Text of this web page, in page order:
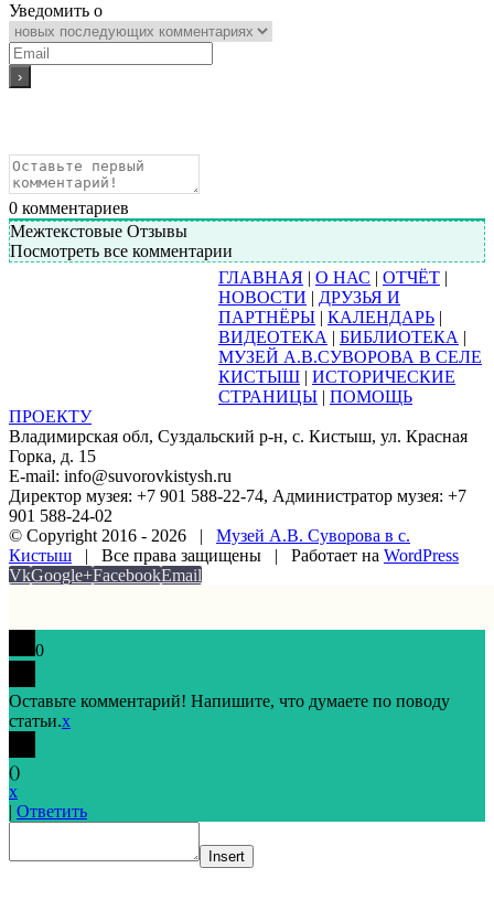
Уведомить о
0 комментариев
Межтекстовые Отзывы
Посмотреть все комментарии
ГЛАВНАЯ | О НАС | ОТЧЁТ |
НОВОСТИ | ДРУЗЬЯ И
ПАРТНЁРЫ | КАЛЕНДАРЬ |
ВИДЕОТЕКА | БИБЛИОТЕКА |
МУЗЕЙ А.В.СУВОРОВА В СЕЛЕ
КИСТЫШ | ИСТОРИЧЕСКИЕ
СТРАНИЦЫ | ПОМОЩЬ
ПРОЕКТУ
Владимирская обл, Суздальский р-н, с. Кистыш, ул. Красная
Горка, д. 15
E-mail: info@suvorovkistysh.ru
Директор музея: +7 901 588-22-74, Администратор музея: +7
901 588-24-02
© Copyright 2016 - 2026 | Музей А.В. Суворова в с.
Кистыш | Все права защищены | Работает на WordPress
VkGoogle+FacebookEmail
0
Оставьте комментарий! Напишите, что думаете по поводу
статьи.x
()
x
| Ответить
Insert